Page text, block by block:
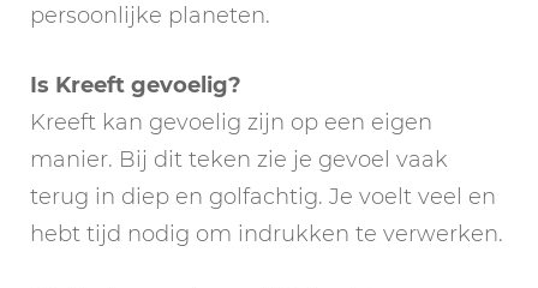
persoonlijke planeten.
Is Kreeft gevoelig?
Kreeft kan gevoelig zijn op een eigen
manier. Bij dit teken zie je gevoel vaak
terug in diep en golfachtig. Je voelt veel en
hebt tijd nodig om indrukken te verwerken.